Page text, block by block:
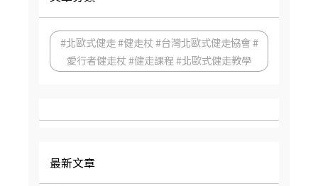
#北歐式健走 #健走杖 #台灣北歐式健走協會 #
愛行者健走杖 #健走課程 #北歐式健走教學
最新文章